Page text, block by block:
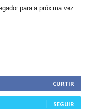
para a próxima vez
CURTIR
SEGUIR